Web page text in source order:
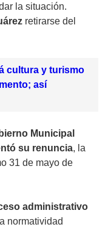
la situación.
retirarse del
cultura y turismo
así
Municipal
su renuncia, la
31 de mayo de
administrativo
normatividad